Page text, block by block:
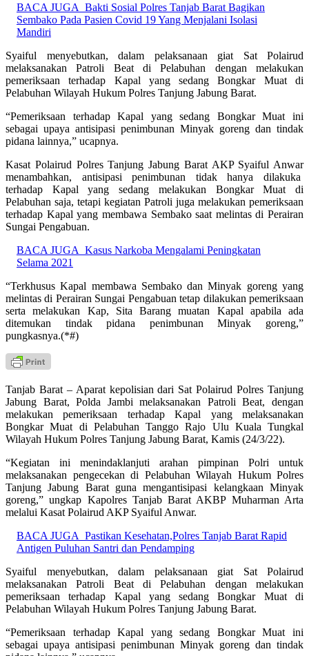
BACA JUGA Bakti Sosial Polres Tanjab Barat Bagikan
Sembako Pada Pasien Covid 19 Yang Menjalani Isolasi
Mandiri
Syaiful menyebutkan, dalam pelaksanaan giat Sat Polairud
melaksanakan Patroli Beat di Pelabuhan dengan melakukan
pemeriksaan terhadap Kapal yang sedang Bongkar Muat di
Pelabuhan Wilayah Hukum Polres Tanjung Jabung Barat.
“Pemeriksaan terhadap Kapal yang sedang Bongkar Muat ini
sebagai upaya antisipasi penimbunan Minyak goreng dan tindak
pidana lainnya,” ucapnya.
Kasat Polairud Polres Tanjung Jabung Barat AKP Syaiful Anwar
menambahkan, antisipasi penimbunan tidak hanya dilakuka
terhadap Kapal yang sedang melakukan Bongkar Muat di
Pelabuhan saja, tetapi kegiatan Patroli juga melakukan pemeriksaan
terhadap Kapal yang membawa Sembako saat melintas di Perairan
Sungai Pengabuan.
BACA JUGA Kasus Narkoba Mengalami Peningkatan
Selama 2021
“Terkhusus Kapal membawa Sembako dan Minyak goreng yang
melintas di Perairan Sungai Pengabuan tetap dilakukan pemeriksaan
serta melakukan Kap, Sita Barang muatan Kapal apabila ada
ditemukan tindak pidana penimbunan Minyak goreng,”
pungkasnya.(*#)
Tanjab Barat – Aparat kepolisian dari Sat Polairud Polres Tanjung
Jabung Barat, Polda Jambi melaksanakan Patroli Beat, dengan
melakukan pemeriksaan terhadap Kapal yang melaksanakan
Bongkar Muat di Pelabuhan Tanggo Rajo Ulu Kuala Tungkal
Wilayah Hukum Polres Tanjung Jabung Barat, Kamis (24/3/22).
“Kegiatan ini menindaklanjuti arahan pimpinan Polri untuk
melaksanakan pengecekan di Pelabuhan Wilayah Hukum Polres
Tanjung Jabung Barat guna mengantisipasi kelangkaan Minyak
goreng,” ungkap Kapolres Tanjab Barat AKBP Muharman Arta
melalui Kasat Polairud AKP Syaiful Anwar.
BACA JUGA Pastikan Kesehatan,Polres Tanjab Barat Rapid
Antigen Puluhan Santri dan Pendamping
Syaiful menyebutkan, dalam pelaksanaan giat Sat Polairud
melaksanakan Patroli Beat di Pelabuhan dengan melakukan
pemeriksaan terhadap Kapal yang sedang Bongkar Muat di
Pelabuhan Wilayah Hukum Polres Tanjung Jabung Barat.
“Pemeriksaan terhadap Kapal yang sedang Bongkar Muat ini
sebagai upaya antisipasi penimbunan Minyak goreng dan tindak